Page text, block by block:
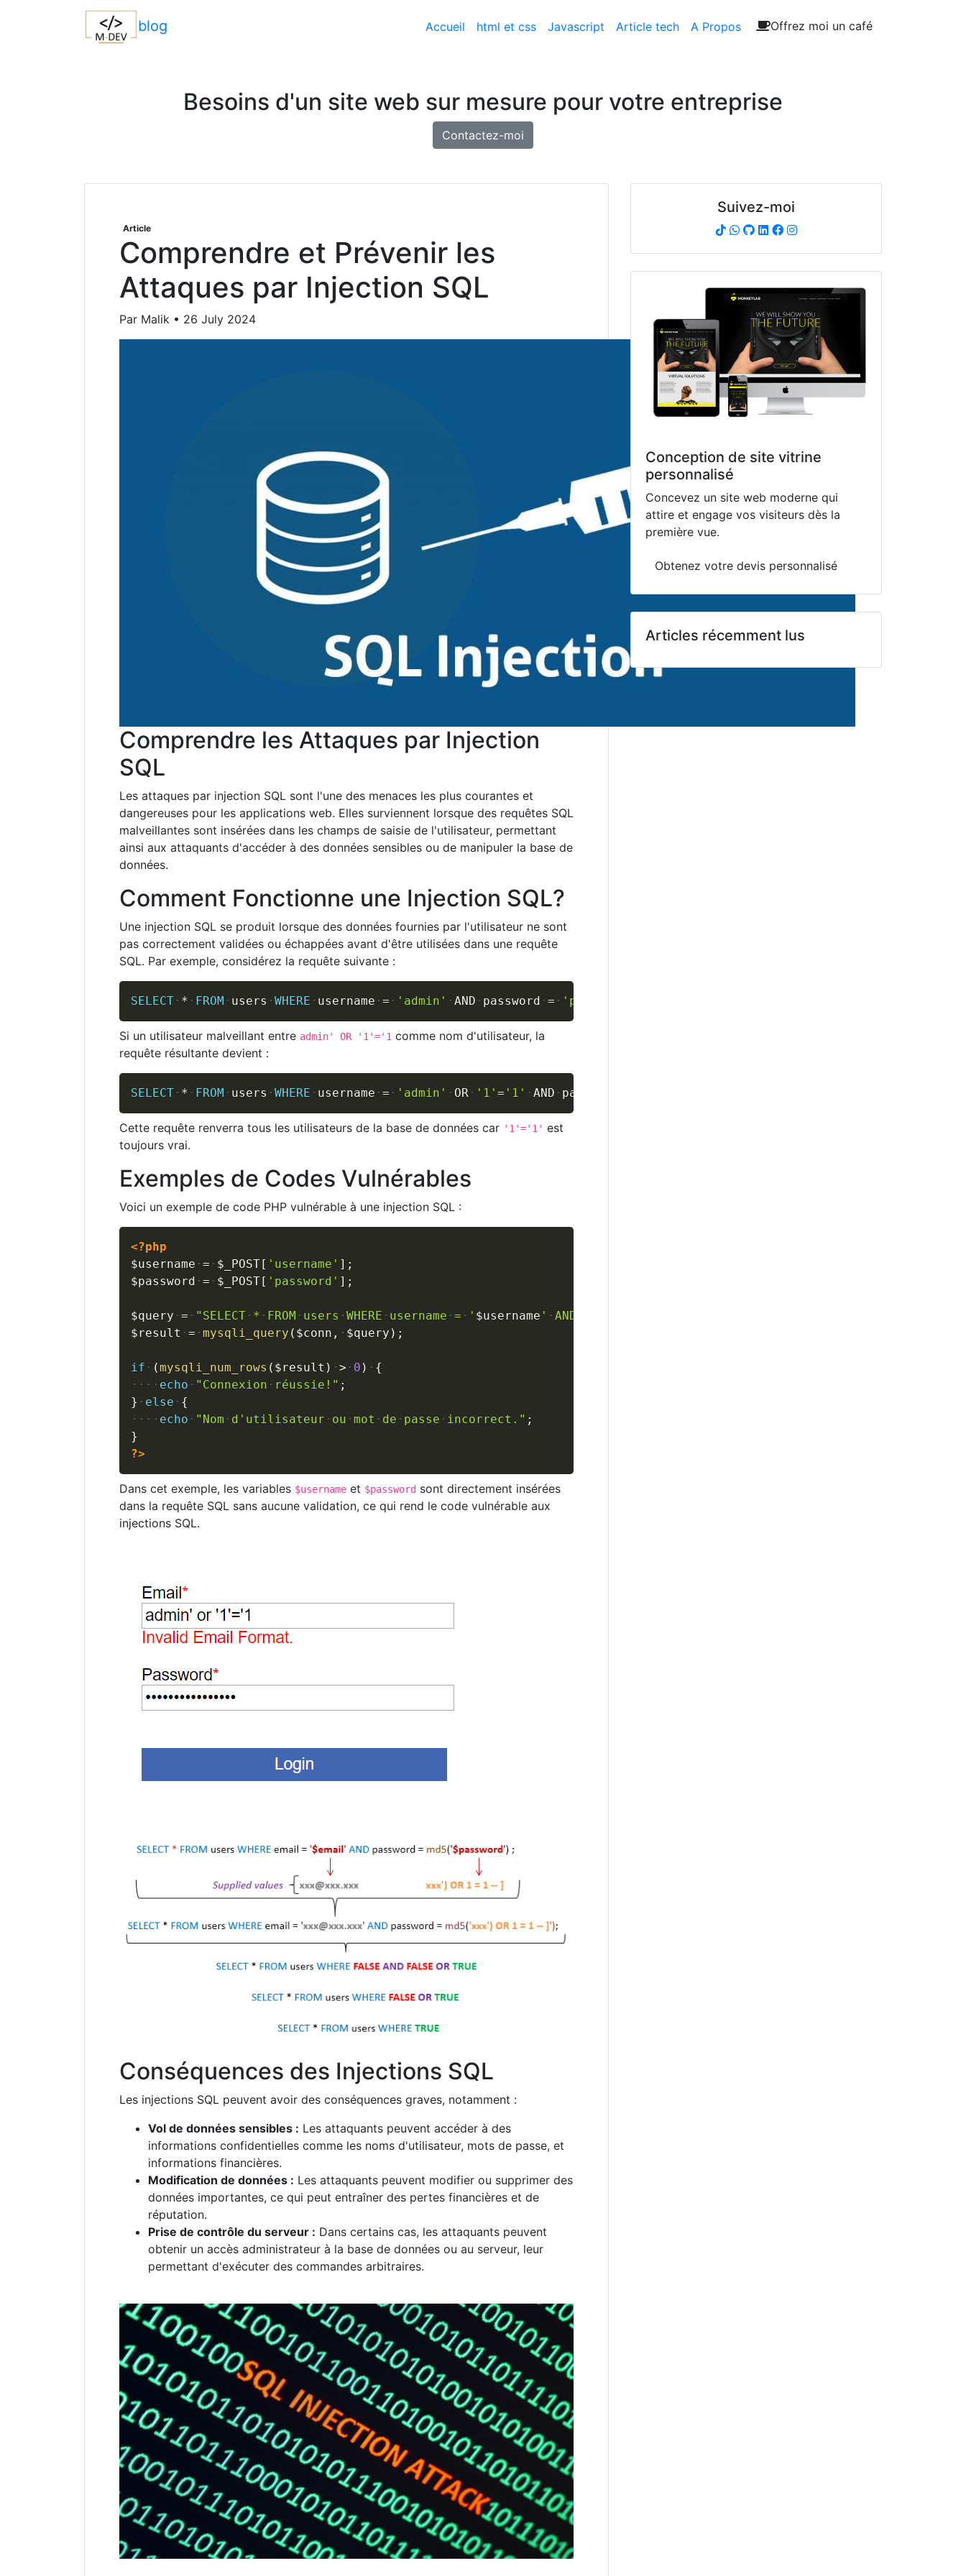
blog Accueil html et css Javascript Article tech A Propos Offrez moi un café
Besoins d'un site web sur mesure pour votre entreprise
Contactez-moi
Article
Comprendre et Prévenir les
Attaques par Injection SQL
Par Malik • 26 July 2024
Comprendre les Attaques par Injection
SQL
Les attaques par injection SQL sont l'une des menaces les plus courantes et
dangereuses pour les applications web. Elles surviennent lorsque des requêtes SQL
malveillantes sont insérées dans les champs de saisie de l'utilisateur, permettant
ainsi aux attaquants d'accéder à des données sensibles ou de manipuler la base de
données.
Comment Fonctionne une Injection SQL?
Une injection SQL se produit lorsque des données fournies par l'utilisateur ne sont
pas correctement validées ou échappées avant d'être utilisées dans une requête
SQL. Par exemple, considérez la requête suivante :
SELECT * FROM users WHERE username = 'admin' AND password = 'password'
Copy
Si un utilisateur malveillant entre admin' OR '1'='1 comme nom d'utilisateur, la
requête résultante devient :
SELECT * FROM users WHERE username = 'admin' OR '1' = '1' AND password
Copy
Cette requête renverra tous les utilisateurs de la base de données car '1'='1' est
toujours vrai.
Exemples de Codes Vulnérables
Voici un exemple de code PHP vulnérable à une injection SQL :
<?php
$username = $_POST[ 'username' ] ;
$password = $_POST[ 'password' ] ;
$query = "SELECT * FROM users WHERE username = ' $username ' AND
$result
= mysqli_query ( $conn , $query ) ;
if (mysqli_num_rows ( $result ) > 0 )
{
echo
"Connexion réussie!" ;
}
else
{
echo
"Nom d'utilisateur ou mot de passe incorrect." ;
}
?>
Dans cet exemple, les variables $username et $password sont directement insérées
dans la requête SQL sans aucune validation, ce qui rend le code vulnérable aux
injections SQL.
Conséquences des Injections SQL
Les injections SQL peuvent avoir des conséquences graves, notamment :
Vol de données sensibles : Les attaquants peuvent accéder à des
informations confidentielles comme les noms d'utilisateur, mots de passe, et
informations financières.
Modification de données : Les attaquants peuvent modifier ou supprimer des
données importantes, ce qui peut entraîner des pertes financières et de
réputation.
Prise de contrôle du serveur : Dans certains cas, les attaquants peuvent
obtenir un accès administrateur à la base de données ou au serveur, leur
permettant d'exécuter des commandes arbitraires.
Suivez-moi
Conception de site vitrine
personnalisé
Concevez un site web moderne qui
attire et engage vos visiteurs dès la
première vue.
Obtenez votre devis personnalisé
Articles récemment lus